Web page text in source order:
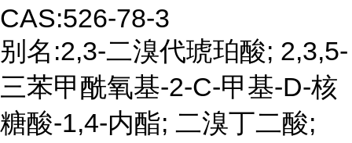
CAS:526-78-3
别名:2,3-二溴代琥珀酸; 2,3,5-
三苯甲酰氧基-2-C-甲基-D-核
糖酸-1,4-内酯; 二溴丁二酸;